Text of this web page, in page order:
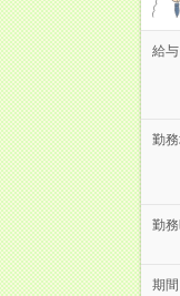
給与
勤
勤
期間